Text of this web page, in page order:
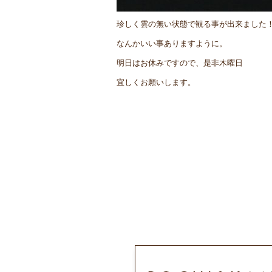
珍しく雲の無い状態で観る事が出来ました
なんかいい事ありますように。
明日はお休みですので、是非木曜日
宜しくお願いします。